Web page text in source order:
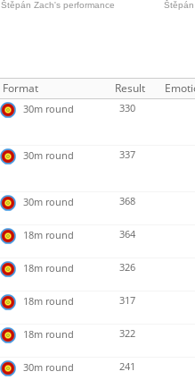
Štěpán Zach's performance
Format Result
30m round 330
30m round 337
30m round 368
18m round 364
18m round 326
18m round 317
18m round 322
30m round 241